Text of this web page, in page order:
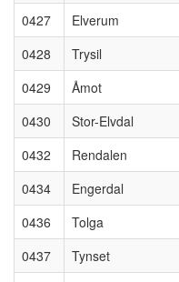
0427
Elverum
0428
Trysil
0429
Åmot
0430
Stor-Elvdal
0432
Rendalen
0434
Engerdal
0436
Tolga
0437
Tynset